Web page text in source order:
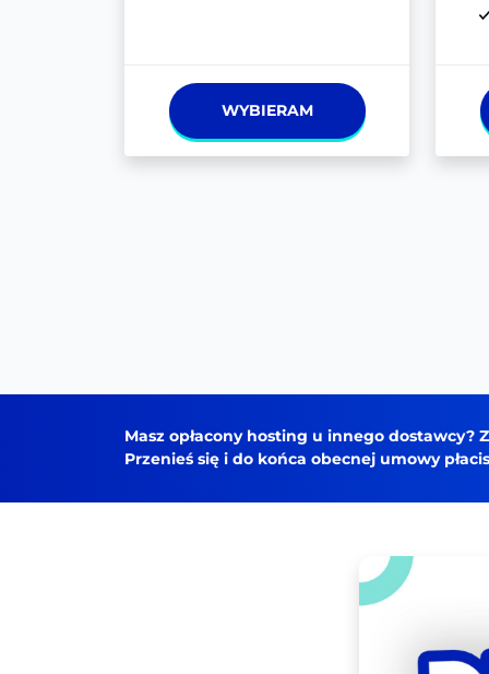
WYBIERAM
Masz opłacony hosting u innego dostawcy?
Przenieś się i do końca obecnej umowy